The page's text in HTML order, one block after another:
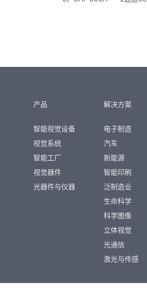
产品
智能视觉设备
视觉系统
智能工厂
视觉器件
光器件与仪器
解决方案
电子制造
汽车
新能源
智能印刷
泛制造业
生命科学
科学图像
立体视觉
光通信
激光与传感